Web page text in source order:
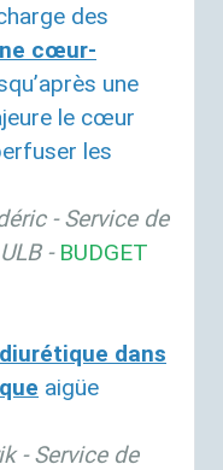
des
cœur-
une
le cœur
les
- Service de
ULB- BUDGET
dans
aigüe
- Service de